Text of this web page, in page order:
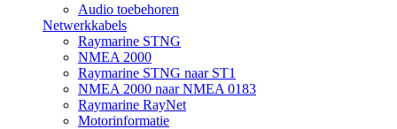
Audio toebehoren
Netwerkkabels
Raymarine STNG
NMEA 2000
Raymarine STNG naar ST1
NMEA 2000 naar NMEA 0183
Raymarine RayNet
Motorinformatie